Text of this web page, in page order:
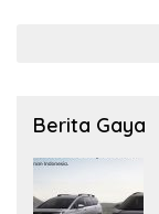
Berita Gaya